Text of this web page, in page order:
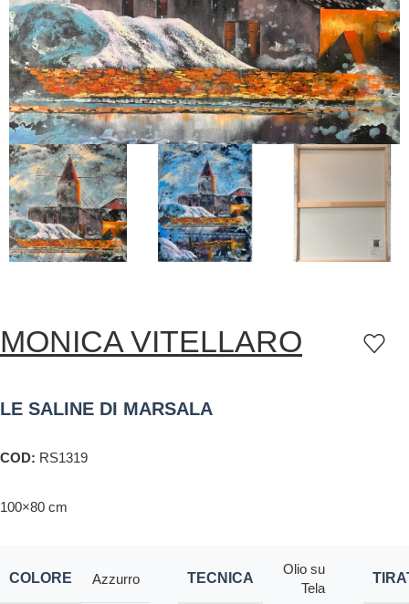
MONICA VITELLARO
LE SALINE DI MARSALA
COD: RS1319
100×80 cm
COLORE Azzurro TECNICA
Olio su
Tela